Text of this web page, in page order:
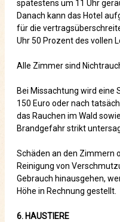
spätestens um 11 Uhr
Danach kann das Hotel
für die
Uhr 50 Prozent des vollen
Alle Zimmer sind
Bei Missachtung wird eine
150 Euro oder nach
das Rauchen im Wald
Brandgefahr strikt
Schäden an den Zimmern
Reinigung von
Gebrauch hinausgehen,
Höhe in Rechnung gestellt.
6. HAUSTIERE